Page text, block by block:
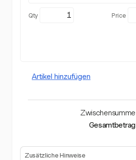
Artikel hinzufügen
Zwischensumme
Gesamtbetrag
Zusätzliche Hinweise